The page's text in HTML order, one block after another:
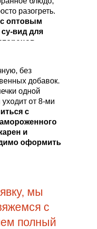
разогреть.
оптовым
вид для
–
заявку на
без
добавок.
одной
уходит от 8-ми
с
и
оформить
мы
с
полный